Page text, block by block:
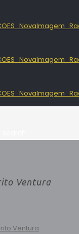
Ventura
Ventura